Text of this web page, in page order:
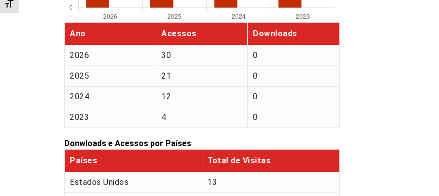
Alternar tamanho da fonte
Ano Acessos Downloads
2026 30 0
2025 21 0
2024 12 0
2023 4 0
Donwloads e Acessos por Países
Países
Total de Visitas
Estados Unidos 13